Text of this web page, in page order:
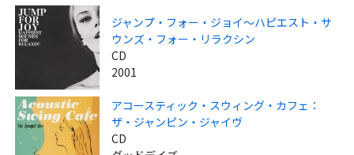
ジャンプ・フォー・ジョイ～ハピエスト・サ
ウンズ・フォー・リラクシン
CD
2001
アコースティック・スウィング・カフェ：
ザ・ジャンピン・ジャイヴ
CD